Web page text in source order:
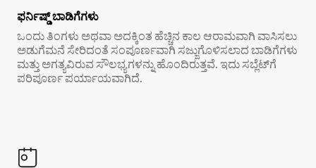
ಫರ್ನಿಷ್ಡ್ ಬಾಡಿಗೆಗಳು
ಒಂದು ತಿಂಗಳು ಅಥವಾ ಅದಕ್ಕಿಂತ ಹೆಚ್ಚಿನ ಕಾಲ ಆರಾಮವಾಗಿ ವಾಸಿಸಲು
ಅಡುಗೆಮನೆ ಸೇರಿದಂತೆ ಸಂಪೂರ್ಣವಾಗಿ ಸಜ್ಜುಗೊಳಿಸಲಾದ ಬಾಡಿಗೆಗಳು
ಮತ್ತು ಅಗತ್ಯವಿರುವ ಸೌಲಭ್ಯಗಳನ್ನು ಹೊಂದಿರುತ್ತವೆ. ಇದು ಸಬ್ಲೆಟ್‌ಗೆ
ಪರಿಪೂರ್ಣ ಪರ್ಯಾಯವಾಗಿದೆ.